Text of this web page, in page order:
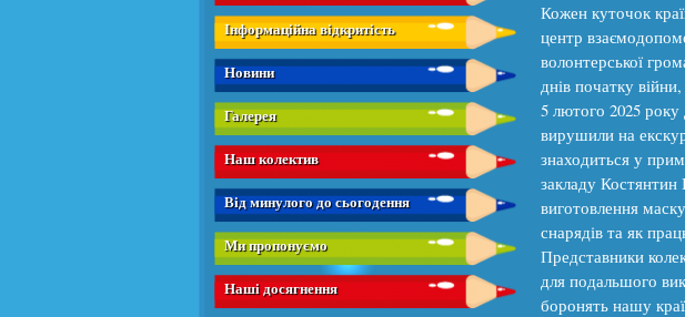
Інформаційна відкритість
Новини
Галерея
Наш колектив
Від минулого до сьогодення
Ми пропонуємо
Наші досягнення
Кожен куточок
центр
волонтерської
днів початку
5 лютого 2025
вирушили на
знаходиться у
закладу Костянтин
виготовлення
снарядів та як
Представники
для подальшого
боронять нашу